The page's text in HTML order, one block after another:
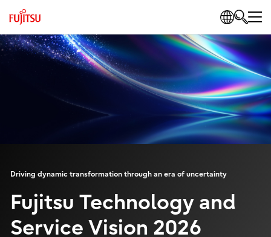
Driving dynamic transformation through an era of uncertainty
Fujitsu Technology and
Service Vision 2026